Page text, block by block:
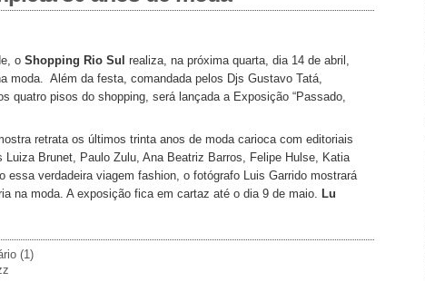
o Shopping Rio Sul realiza, na próxima quarta, dia 14 de abril,
moda. Além da festa, comandada pelos Djs Gustavo Tatá,
quatro pisos do shopping, será lançada a Exposição “Passado,
retrata os últimos trinta anos de moda carioca com editoriais
Brunet, Paulo Zulu, Ana Beatriz Barros, Felipe Hulse, Katia
essa verdadeira viagem fashion, o fotógrafo Luis Garrido mostrará
na moda. A exposição fica em cartaz até o dia 9 de maio. Lu
(1)